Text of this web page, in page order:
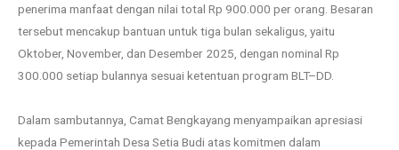
penerima manfaat dengan nilai total Rp 900.000 per orang. Besaran
tersebut mencakup bantuan untuk tiga bulan sekaligus, yaitu
Oktober, November, dan Desember 2025, dengan nominal Rp
300.000 setiap bulannya sesuai ketentuan program BLT–DD.
Dalam sambutannya, Camat Bengkayang menyampaikan apresiasi
kepada Pemerintah Desa Setia Budi atas komitmen dalam